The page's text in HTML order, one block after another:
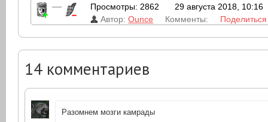
— Просмотры: 2862
29 августа 2018, 10:16
Автор:Ounce Комменты: Поделиться
14 комментариев
Разомнем мозги камрады